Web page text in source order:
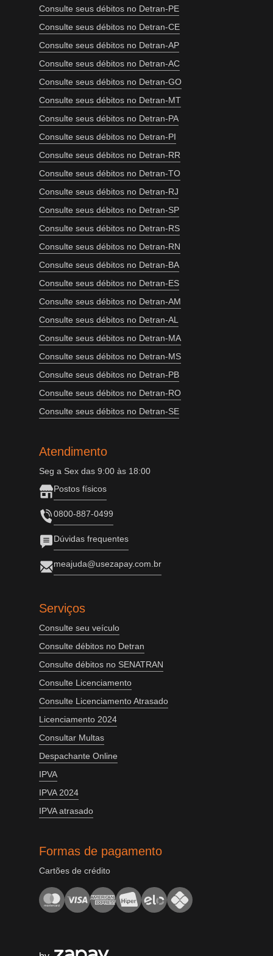
Consulte seus débitos no Detran-PE
Consulte seus débitos no Detran-CE
Consulte seus débitos no Detran-AP
Consulte seus débitos no Detran-AC
Consulte seus débitos no Detran-GO
Consulte seus débitos no Detran-MT
Consulte seus débitos no Detran-PA
Consulte seus débitos no Detran-PI
Consulte seus débitos no Detran-RR
Consulte seus débitos no Detran-TO
Consulte seus débitos no Detran-RJ
Consulte seus débitos no Detran-SP
Consulte seus débitos no Detran-RS
Consulte seus débitos no Detran-RN
Consulte seus débitos no Detran-BA
Consulte seus débitos no Detran-ES
Consulte seus débitos no Detran-AM
Consulte seus débitos no Detran-AL
Consulte seus débitos no Detran-MA
Consulte seus débitos no Detran-MS
Consulte seus débitos no Detran-PB
Consulte seus débitos no Detran-RO
Consulte seus débitos no Detran-SE
Atendimento
Seg a Sex das 9:00 às 18:00
Postos físicos
0800-887-0499
Dúvidas frequentes
meajuda@usezapay.com.br
Serviços
Consulte seu veículo
Consulte débitos no Detran
Consulte débitos no SENATRAN
Consulte Licenciamento
Consulte Licenciamento Atrasado
Licenciamento 2024
Consultar Multas
Despachante Online
IPVA
IPVA 2024
IPVA atrasado
Formas de pagamento
Cartões de crédito